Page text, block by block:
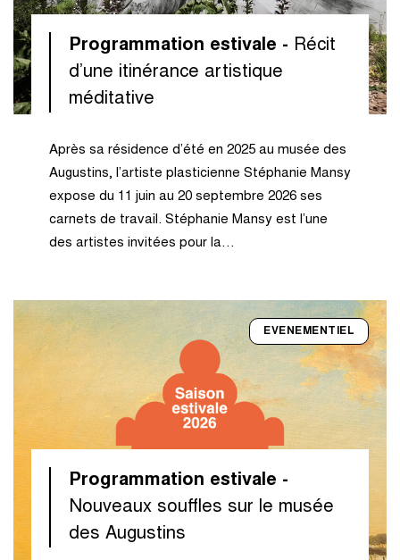
Programmation estivale - Récit
d’une itinérance artistique
méditative
Après sa résidence d’été en 2025 au musée des
Augustins, l’artiste plasticienne Stéphanie Mansy
expose du 11 juin au 20 septembre 2026 ses
carnets de travail. Stéphanie Mansy est l’une
des artistes invitées pour la…
EVENEMENTIEL
Programmation estivale -
Nouveaux souffles sur le musée
des Augustins